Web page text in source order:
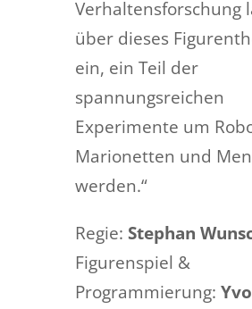
Verhaltensforschung
über dieses
ein, ein Teil der
spannungsreichen
Experimente um
Marionetten und
werden.“
Regie: Stephan
Figurenspiel &
Programmierung: